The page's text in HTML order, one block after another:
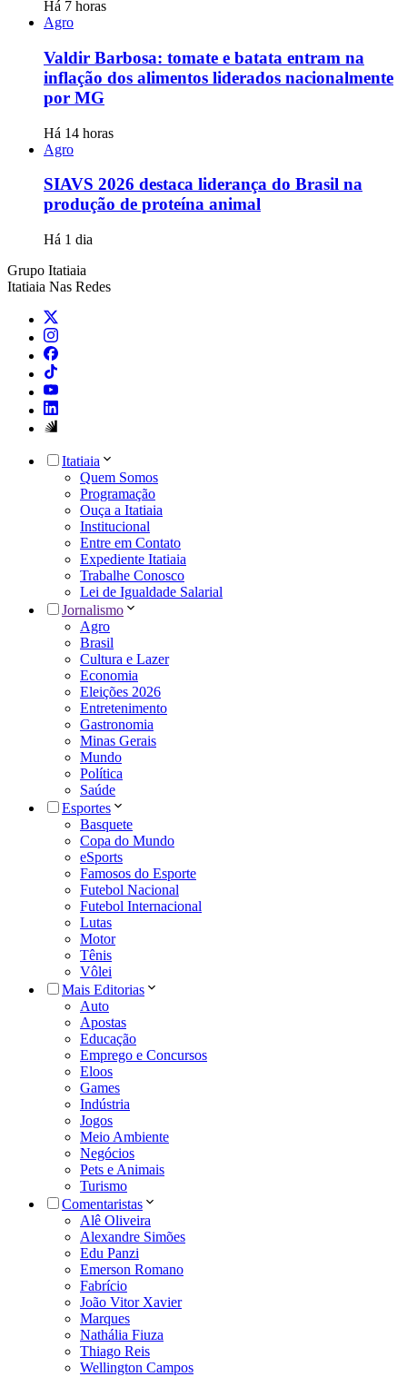
Há 7 horas
Agro
Valdir Barbosa: tomate e batata entram na
inflação dos alimentos liderados nacionalmente
por MG
Há 14 horas
Agro
SIAVS 2026 destaca liderança do Brasil na
produção de proteína animal
Há 1 dia
Grupo Itatiaia
Itatiaia Nas Redes
Itatiaia
Quem Somos
Programação
Ouça a Itatiaia
Institucional
Entre em Contato
Expediente Itatiaia
Trabalhe Conosco
Lei de Igualdade Salarial
Jornalismo
Agro
Brasil
Cultura e Lazer
Economia
Eleições 2026
Entretenimento
Gastronomia
Minas Gerais
Mundo
Política
Saúde
Esportes
Basquete
Copa do Mundo
eSports
Famosos do Esporte
Futebol Nacional
Futebol Internacional
Lutas
Motor
Tênis
Vôlei
Mais Editorias
Auto
Apostas
Educação
Emprego e Concursos
Eloos
Games
Indústria
Jogos
Meio Ambiente
Negócios
Pets e Animais
Turismo
Comentaristas
Alê Oliveira
Alexandre Simões
Edu Panzi
Emerson Romano
Fabrício
João Vitor Xavier
Marques
Nathália Fiuza
Thiago Reis
Wellington Campos